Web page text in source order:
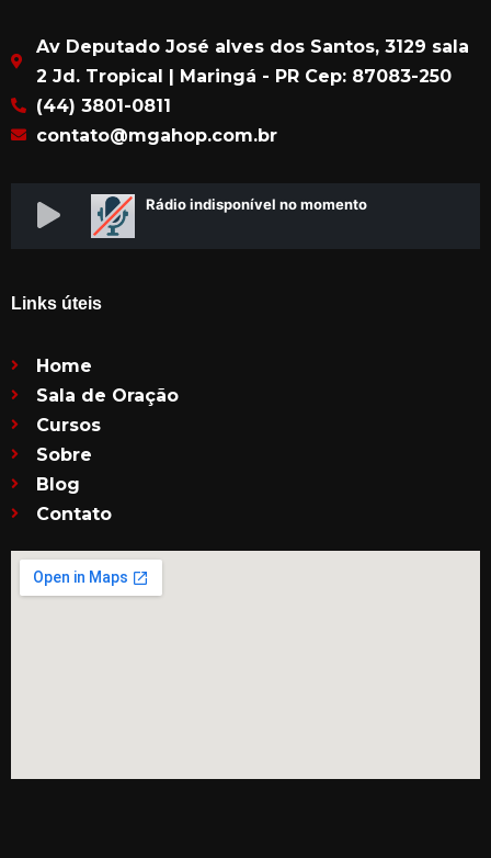
o
o
k
g
r
a
m
e
r
b
e
Av Deputado José alves dos Santos, 3129 sala
2 Jd. Tropical | Maringá - PR Cep: 87083-250
(44) 3801-0811
contato@mgahop.com.br
Links úteis
Home
Sala de Oração
Cursos
Sobre
Blog
Contato